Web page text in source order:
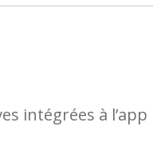
intégrées à l’app